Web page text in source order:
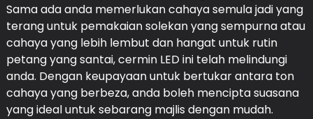
Sama ada anda memerlukan cahaya semula jadi yang
terang untuk pemakaian solekan yang sempurna atau
cahaya yang lebih lembut dan hangat untuk rutin
petang yang santai, cermin LED ini telah melindungi
anda. Dengan keupayaan untuk bertukar antara ton
cahaya yang berbeza, anda boleh mencipta suasana
yang ideal untuk sebarang majlis dengan mudah.